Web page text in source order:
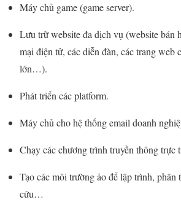
Máy chủ game (game server).
Lưu trữ website đa dịch vụ (website bán
mại điện tử, các diễn đàn, các trang web
lớn…).
Phát triển các platform.
Máy chủ cho hệ thống email doanh
Chạy các chương trình truyền thông trực
Tạo các môi trường ảo để lập trình, phân
cứu…